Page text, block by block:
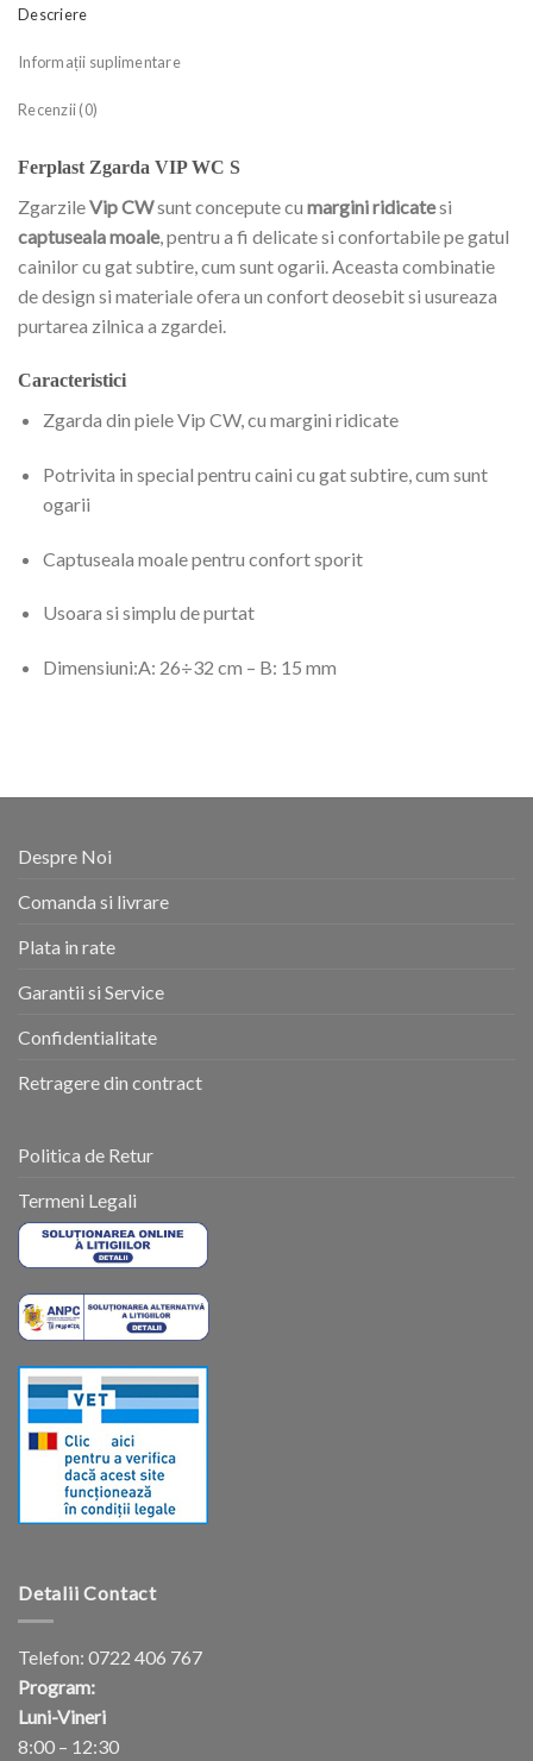
Descriere
Informații suplimentare
Recenzii (0)
Ferplast Zgarda VIP WC S
ZgarzileVip CWsunt concepute cu margini ridicatesi
captuseala moale, pentru a fi delicate si confortabile pe gatul
cainilor cu gat subtire, cum sunt ogarii. Aceasta combinatie
de design si materiale ofera un confort deosebit si usureaza
purtarea zilnica a zgardei.
Caracteristici
Zgarda din piele Vip CW, cu margini ridicate
Potrivita in special pentru caini cu gat subtire, cum sunt
ogarii
Captuseala moale pentru confort sporit
Usoara si simplu de purtat
Dimensiuni:A: 26÷32 cm – B: 15 mm
Despre Noi
Comanda si livrare
Plata in rate
Garantii si Service
Confidentialitate
Retragere din contract
Politica de Retur
Termeni Legali
Detalii Contact
Telefon: 0722 406 767
Program:
Luni-Vineri
8:00 – 12:30